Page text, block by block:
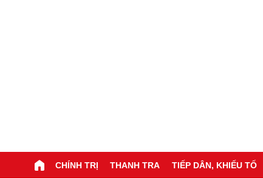
CHÍNH TRỊ THANH TRA TIẾP DÂN, KHIẾU TỐ